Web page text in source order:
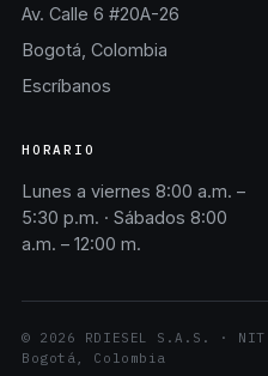
Av. Calle 6 #20A-26
Bogotá, Colombia
Escríbanos
HORARIO
Lunes a viernes 8:00 a.m. –
5:30 p.m. · Sábados 8:00
a.m. – 12:00 m.
© 2026 RDIESEL S.A.S. · NIT
Bogotá, Colombia